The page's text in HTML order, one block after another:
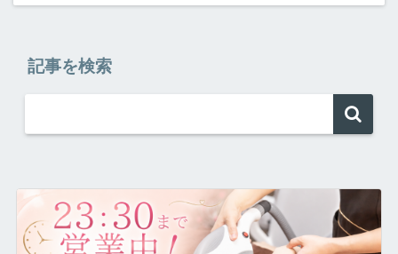
記事を検索